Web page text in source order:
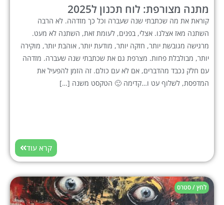
מתנה מצורפת: לוח תכנון ל2025
קוראת את מה שכתבתי שנה שעברה וכל כך מזדהה. לא הרבה
השתנה מאז אצלנו. אצלי, בפנים, לעומת זאת, השתנה לא מעט.
מרגישה מגובשת יותר, חזקה יותר, מודעת יותר, אוהבת יותר, מוקירה
יותר, מבולבלת פחות. מצרפת גם את שכתבתי שנה שעברה. מזדהה
עם חלק נכבד מהדברים, אם לא עם כולם. זה הזמן להפעיל את
המדפסת, לשלוף עט ו…קדימה 🙂 הטקסט משנה […]
קרא עוד
לחץ / סטרס